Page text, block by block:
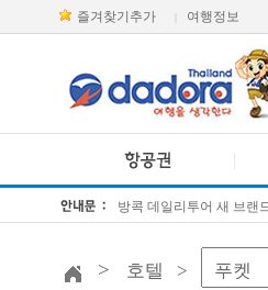
즐겨찾기추가 여행정보
방콕 데일리투어 새 브랜
> 호텔 >